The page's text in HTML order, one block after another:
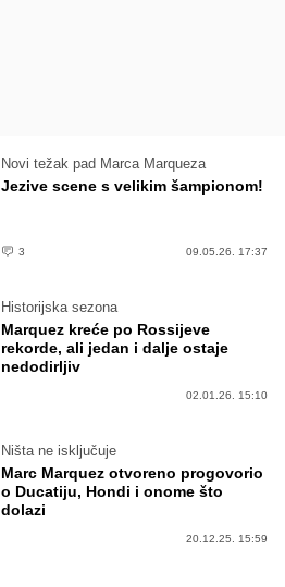
Novi težak pad Marca Marqueza
Jezive scene s velikim šampionom!
3 09.05.26. 17:37
Historijska sezona
Marquez kreće po Rossijeve
rekorde, ali jedan i dalje ostaje
nedodirljiv
02.01.26. 15:10
Ništa ne isključuje
Marc Marquez otvoreno progovorio
o Ducatiju, Hondi i onome što
dolazi
20.12.25. 15:59